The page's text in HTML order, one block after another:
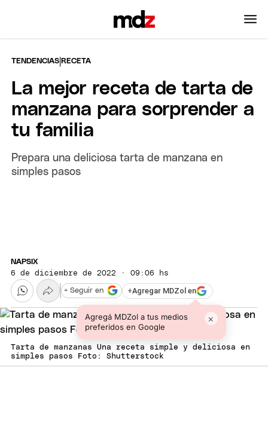
TENDENCIAS |RECETA
La mejor receta de tarta de
manzana para sorprender a
tu familia
Prepara una deliciosa tarta de manzana en
simples pasos
NAPSIX
6 de diciembre de 2022 · 09:06 hs
+Agregar MDZol en
Agregá MDZol a tus medios
preferidos en Google
×
+ Seguir en
Tarta de manzanas Una receta simple y deliciosa en
simples pasos Foto: Shutterstock